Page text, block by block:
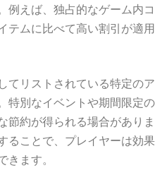
例えば、独占的なゲーム内コ
テムに比べて高い割引が適用
てリストされている特定のア
特別なイベントや期間限定の
節約が得られる場合がありま
ることで、プレイヤーは効果
ます。